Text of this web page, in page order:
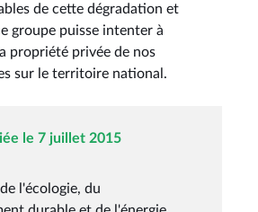
de cette dégradation et
groupe puisse intenter à
propriété privée de nos
sur le territoire national.
le 7 juillet 2015
l'écologie, du